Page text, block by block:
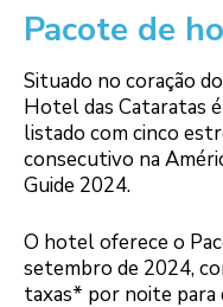
Pacote de
Situado no coração
Hotel das Cataratas
listado com cinco
consecutivo na
Guide 2024.
O hotel oferece o
setembro de 2024,
taxas* por noite para